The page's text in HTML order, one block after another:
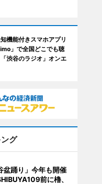
機能付きスマホアプリ
」で全国どこでも聴
渋谷のラジオ」オンエ
グ
盆踊り」今年も開催
前に櫓、